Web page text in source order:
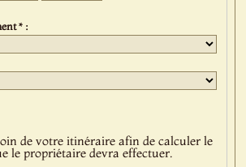
* :
de votre itinéraire afin de calculer le
le propriétaire devra effectuer.